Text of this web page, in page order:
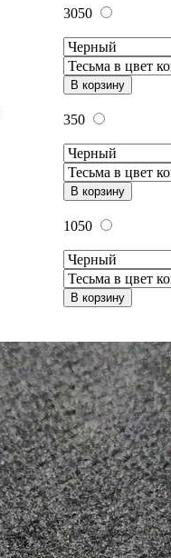
3050
В корзину
350
В корзину
1050
В корзину